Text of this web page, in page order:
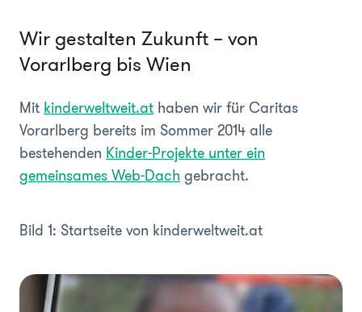
Wir gestalten Zukunft – von
Vorarlberg bis Wien
Mit kinderweltweit.at haben wir für Caritas
Vorarlberg bereits im Sommer 2014 alle
bestehenden Kinder-Projekte unter ein
gemeinsames Web-Dach gebracht.
Bild 1: Startseite von kinderweltweit.at